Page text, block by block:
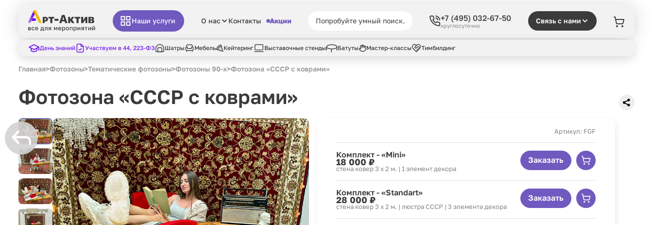
Наши услуги О нас Контакты Акции +7 (495) 032-67-50
круглосуточно
Связь с нами
День знаний Участвуем в 44, 223-ФЗ Шатры Мебель Кейтеринг Выставочные стенды Батуты Мастер-классы Тимбилдинг
Главная>Фотозоны>Тематические фотозоны>Фотозоны 90-х>Фотозона «СССР с коврами»
Фотозона «СССР с коврами»
Артикул: FGF
Комплект - «Mini»
18 000 ₽
стена ковер 3 x 2 м. | 1 элемент декора
Заказать
Комплект - «Standart»
28 000 ₽
стена ковер 3 x 2 м. | люстра СССР | 3 элемента декора
Заказать